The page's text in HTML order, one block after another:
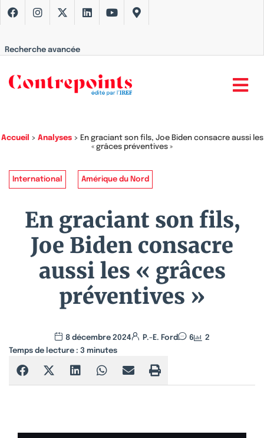
Recherche avancée
Accueil > Analyses> En graciant son fils, Joe Biden consacre aussi les
« grâces préventives »
International Amérique du Nord
En graciant son fils,
Joe Biden consacre
aussi les « grâces
préventives »
8 décembre 2024 P.-E. Ford 6
2
Temps de lecture : 3 minutes